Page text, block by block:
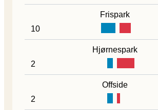
Frispark
10
Hjørnespark
2
Offside
2